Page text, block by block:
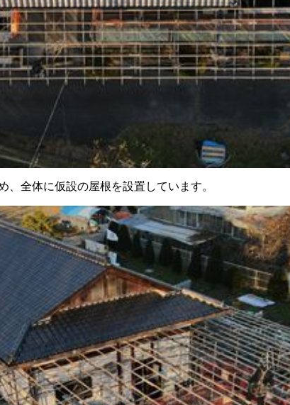
全体に仮設の屋根を設置しています。